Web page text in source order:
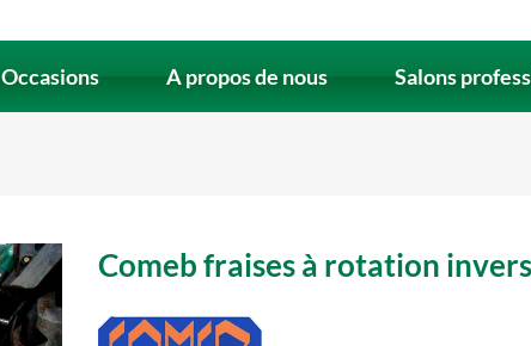
Occasions A propos de nous Salons
Comeb fraises à rotation